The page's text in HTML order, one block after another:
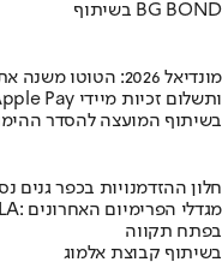
בשיתוף BG BOND
מונדיאל 2026: הטוטו משנה את הכללים
יחסי הימור משופרים, הפקדות ב-Apple Pay ותשלום זכיות מיידי
בשיתוף המועצה להסדר
חלון ההזדמנויות בכפר גנים
בפתח תקווה
בשיתוף קבוצת אלמוג